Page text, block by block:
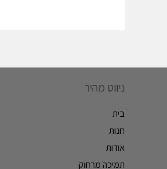
ניווט מהיר
בית
חנות
אודות
תמיכה מרחוק